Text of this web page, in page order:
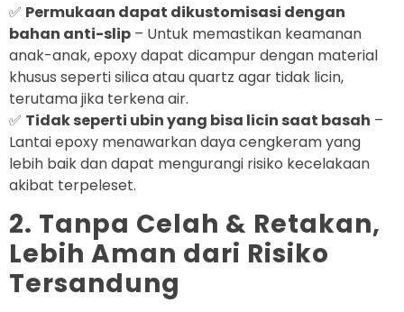
✅ Permukaan dapat dikustomisasi dengan
bahan anti-slip – Untuk memastikan keamanan
anak-anak, epoxy dapat dicampur dengan material
khusus seperti silica atau quartz agar tidak licin,
terutama jika terkena air.
✅ Tidak seperti ubin yang bisa licin saat basah –
Lantai epoxy menawarkan daya cengkeram yang
lebih baik dan dapat mengurangi risiko kecelakaan
akibat terpeleset.
2. Tanpa Celah & Retakan,
Lebih Aman dari Risiko
Tersandung